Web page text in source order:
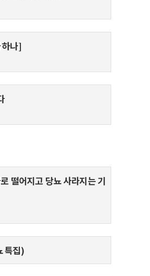
하나]
떨어지고 당뇨 사라지는 기
특집)